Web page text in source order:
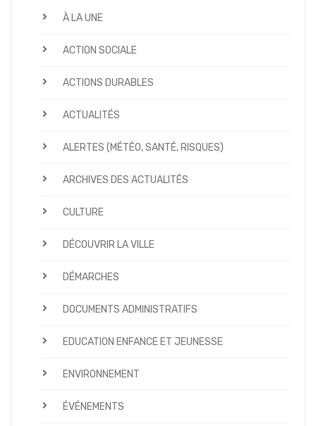
À LA UNE
ACTION SOCIALE
ACTIONS DURABLES
ACTUALITÉS
ALERTES (MÉTÉO, SANTÉ, RISQUES)
ARCHIVES DES ACTUALITÉS
CULTURE
DÉCOUVRIR LA VILLE
DÉMARCHES
DOCUMENTS ADMINISTRATIFS
EDUCATION ENFANCE ET JEUNESSE
ENVIRONNEMENT
ÉVÉNEMENTS